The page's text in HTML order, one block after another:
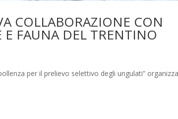
COLLABORAZIONE CON
E FAUNA DEL TRENTINO
per il prelievo selettivo degli ungulati”